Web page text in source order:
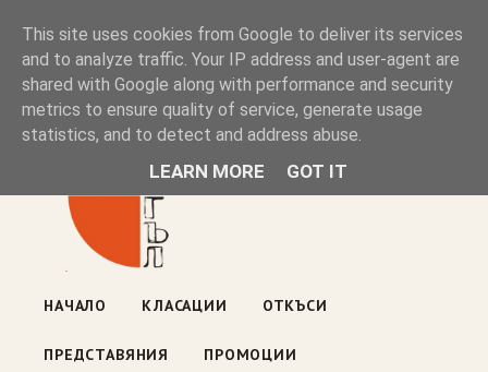
Книжен ъгъл
Блог на книжарницата — класации, откъси, нови книги
ул. „Оборище" 117, София· пон–пет 10:00–19:00 ·
НАЧАЛО КЛАСАЦИИ ОТКЪСИ
ПРЕДСТАВЯНИЯ ПРОМОЦИИ
This site uses cookies from Google to deliver its services
and to analyze traffic. Your IP address and user-agent are
shared with Google along with performance and security
metrics to ensure quality of service, generate usage
statistics, and to detect and address abuse.
LEARN MORE GOT IT